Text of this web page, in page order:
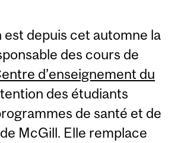
est depuis cet automne la
des cours de
d’enseignement du
des étudiants
de santé et de
McGill. Elle remplace